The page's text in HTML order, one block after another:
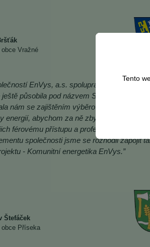
Vražné
EnVys, a.s. spolupracujeme již řadu
působila pod názvem SFORP s.r.o. a
nám se zajištěním výběrových řízení na
energií, abychom za ně zbytečně
férovému přístupu a profesionality
společnosti jsme se rozhodli zapojit
- Komunitní energetika EnVys.”
Štefáček
Příseka
Tento